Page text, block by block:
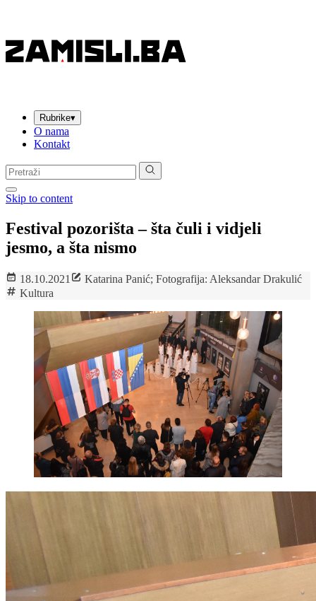
Rubrike▾
O nama
Kontakt
Pretraga:
Skip to content
Festival pozorišta – šta čuli i vidjeli
jesmo, a šta nismo
18.10.2021
Katarina Panić; Fotografija: Aleksandar Drakulić
Kultura